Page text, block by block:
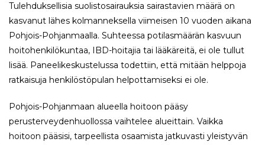
Tulehduksellisia suolistosairauksia sairastavien määrä on
kasvanut lähes kolmanneksella viimeisen 10 vuoden aikana
Pohjois-Pohjanmaalla. Suhteessa potilasmäärän kasvuun
hoitohenkilökuntaa, IBD-hoitajia tai lääkäreitä, ei ole tullut
lisää. Paneelikeskustelussa todettiin, että mitään helppoja
ratkaisuja henkilöstöpulan helpottamiseksi ei ole.
Pohjois-Pohjanmaan alueella hoitoon pääsy
perusterveydenhuollossa vaihtelee alueittain. Vaikka
hoitoon pääsisi, tarpeellista osaamista jatkuvasti yleistyvän